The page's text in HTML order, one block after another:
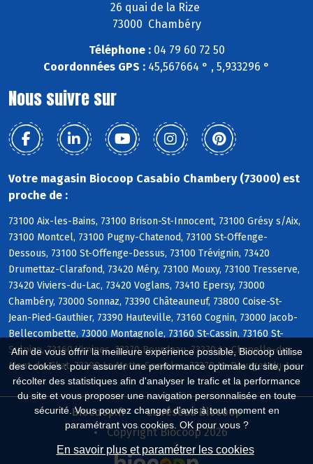
Afin de vous offrir la meilleure expérience possible, Biocoop utilise
des cookies : pour assurer une performance optimale du site, pour
récolter des statistiques afin d'analyser le trafic et la performance
du site et vous proposer une navigation personnalisée en toute
sécurité. Vous pouvez changer d'avis à tout moment en
paramétrant vos cookies. OK pour vous ?
En savoir plus et paramétrer les cookies
26 quai de la Rize
73000 Chambéry
Téléphone :04 79 60 72 50
Coordonnées GPS : 45,567664 ° , 5,933296 °
Nous suivre sur
Votre magasin Biocoop Casabio Chambery (73000) est
proche de :
73100 Aix-les-Bains, 73100 Brison-St-Innocent, 73100 Grésy s/Aix,
73100 Montcel, 73100 Pugny-Chatenod, 73100 St-Offenge-
Dessous, 73100 St-Offenge-Dessus, 73100 Trévignin, 73420
Drumettaz-Clarafond, 73420 Méry, 73100 Mouxy, 73100 Tresserve,
73420 Viviers-du-Lac, 73420 Voglans, 73410 Epersy, 73000
Chambéry, 73000 Sonnaz, 73390 Châteauneuf, 73800 Coise-St-
Jean-Pied-Gauthier, 73390 Hauteville, 73160 Cognin, 73000 Jacob-
Bellecombette, 73000 Montagnole, 73160 St-Cassin, 73160 St-
Sulpice, 73160 Vimines, 73370 Bourdeau, 73370 La Chapelle-du-
Mont-du-Chat, 73290 La Motte-Servolex, 73370 Le Bourget-du-Lac
Biocoop.fr
Le réseau Biocoop
Copyright Biocoop 2026